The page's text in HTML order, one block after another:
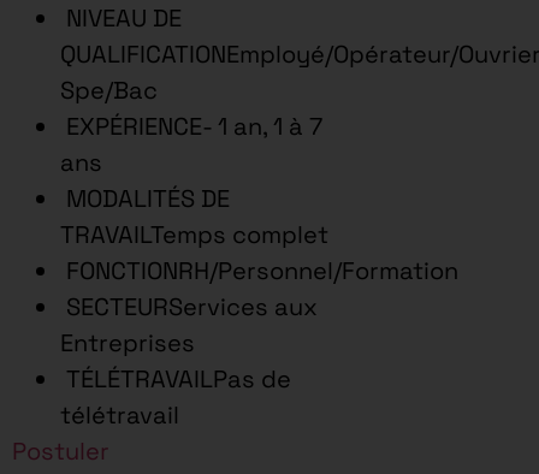
NIVEAU DE
QUALIFICATIONEmployé/Opérateur/
Spe/Bac
EXPÉRIENCE- 1 an, 1 à 7
ans
MODALITÉS DE
TRAVAILTemps complet
FONCTIONRH/Personnel/Formation
SECTEURServices aux
Entreprises
TÉLÉTRAVAILPas de
télétravail
Postuler